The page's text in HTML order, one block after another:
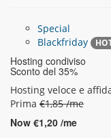
Special
Blackfriday
Hosting condiviso
Sconto del 35%
Hosting veloce e
Prima €1,85 /me
Now €1,20 /me